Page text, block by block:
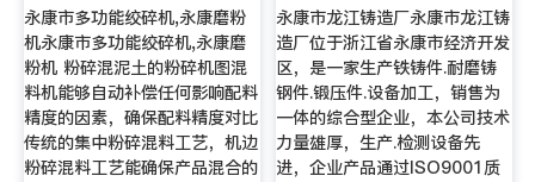
永康市多功能绞碎机,永康磨粉
机永康市多功能绞碎机,永康磨
粉机 粉碎混泥土的粉碎机图混
料机能够自动补偿任何影响配料
精度的因素，确保配料精度对比
传统的集中粉碎混料工艺，机边
粉碎混料工艺能确保产品混合的
永康市龙江铸造厂永康市龙江铸
造厂位于浙江省永康市经济开发
区，是一家生产铁铸件.耐磨铸
钢件.锻压件.设备加工，销售为
一体的综合型企业，本公司技术
力量雄厚，生产.检测设备先
进，企业产品通过ISO9001质